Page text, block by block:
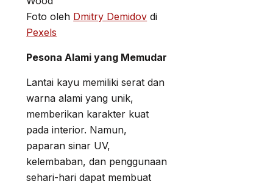
Foto oleh Dmitry Demidov di
Pexels
Pesona Alami yang Memudar
Lantai kayu memiliki serat dan
warna alami yang unik,
memberikan karakter kuat
pada interior. Namun,
paparan sinar UV,
kelembaban, dan penggunaan
sehari-hari dapat membuat